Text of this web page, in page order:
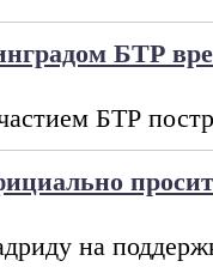
БТР
БТР
на